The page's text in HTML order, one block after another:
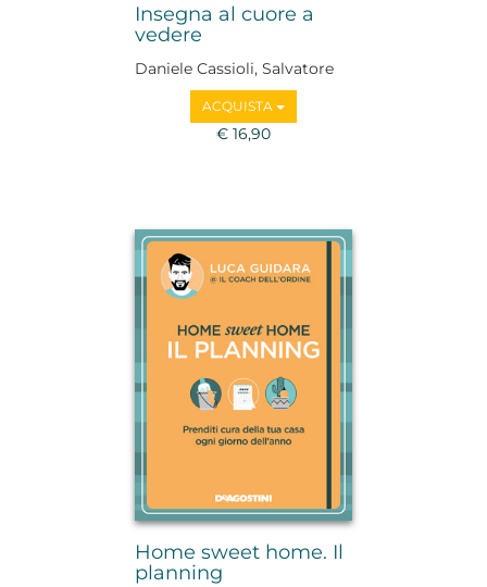
Insegna al cuore a
vedere
Daniele Cassioli, Salvatore
Vitellino
ACQUISTA
€ 16,90
Home sweet home. Il
planning